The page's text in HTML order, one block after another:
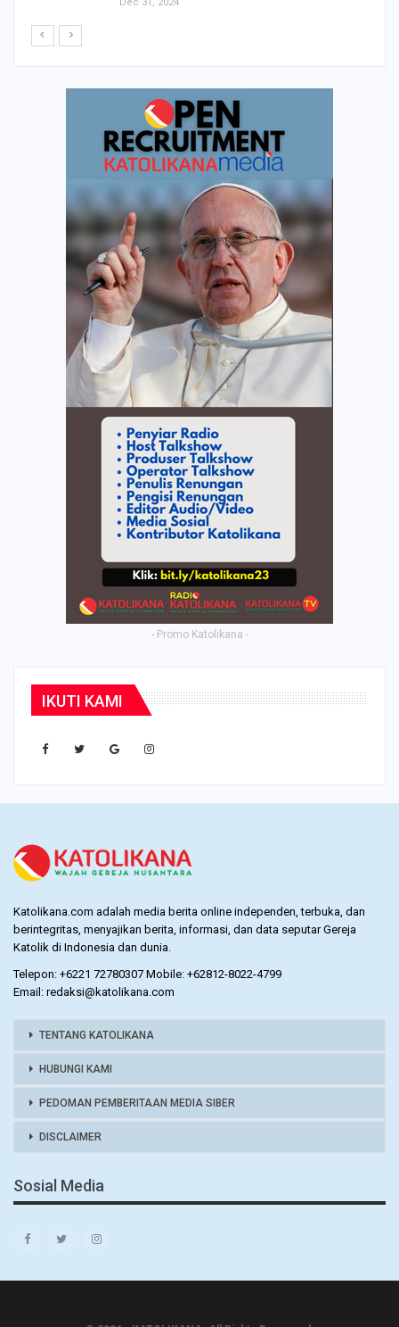
- Promo Katolikana -
IKUTI KAMI
Katolikana.com adalah media berita online independen, terbuka, dan
berintegritas, menyajikan berita, informasi, dan data seputar Gereja
Katolik di Indonesia dan dunia.
Telepon: +6221 72780307 Mobile: +62812-8022-4799
Email: redaksi@katolikana.com
TENTANG KATOLIKANA
HUBUNGI KAMI
PEDOMAN PEMBERITAAN MEDIA SIBER
DISCLAIMER
Sosial Media